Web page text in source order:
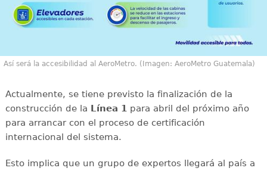
Así será la accesibilidad al AeroMetro. (Imagen: AeroMetro Guatemala)
Actualmente, se tiene previsto la finalización de la
construcción de la Línea 1para abril del próximo año
para arrancar con el proceso de certificación
internacional del sistema.
Esto implica que un grupo de expertos llegará al país a